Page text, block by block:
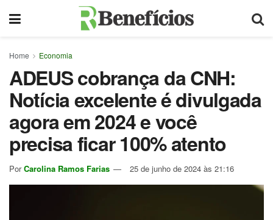
Home Economia
ADEUS cobrança da CNH:
Notícia excelente é divulgada
agora em 2024 e você
precisa ficar 100% atento
Por Carolina Ramos Farias 25 de junho de 2024 às 21:16